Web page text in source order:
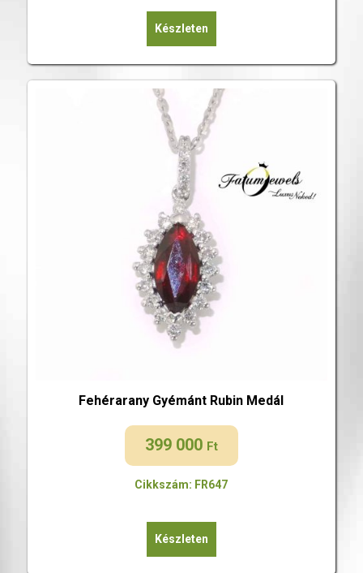
Készleten
Fehérarany Gyémánt Rubin Medál
399 000 Ft
Cikkszám: FR647
Készleten